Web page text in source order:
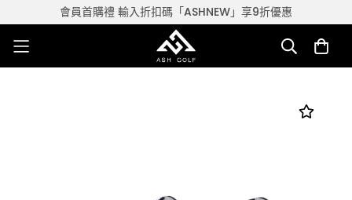
會員首購禮 輸入折扣碼「ASHNEW」享9折優惠